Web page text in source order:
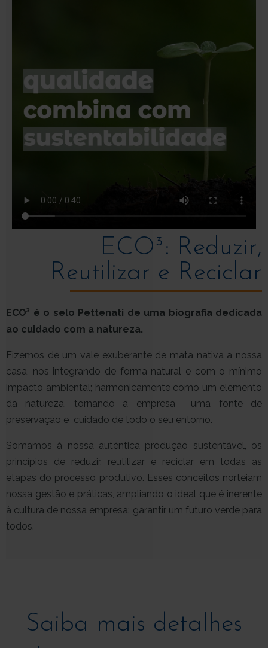
ECO³: Reduzir,
Reutilizar e Reciclar
ECO³ é o selo Pettenati de uma biografia dedicada
ao cuidado com a natureza.
Fizemos de um vale exuberante de mata nativa a nossa
casa, nos integrando de forma natural e com o mínimo
impacto ambiental; harmonicamente como um elemento
da natureza, tornando a empresa uma fonte de
preservação e cuidado de todo o seu entorno.
Somamos à nossa autêntica produção sustentável, os
princípios de reduzir, reutilizar e reciclar em todas as
etapas do processo produtivo. Esses conceitos norteiam
nossa gestão e práticas, ampliando o ideal que é inerente
à cultura de nossa empresa: garantir um futuro verde para
todos.
Saiba mais detalhes